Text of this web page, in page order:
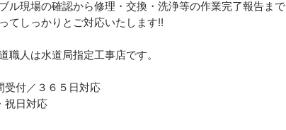
ル現場の確認から修理・交換・洗浄等の作業完了報告まで
てしっかりとご対応いたします!!
職人は水道局指定工事店です。
受付／３６５日対応
祝日対応